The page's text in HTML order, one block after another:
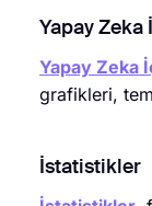
Yapay
Yapay Zeka
grafikleri,
İstatistikler